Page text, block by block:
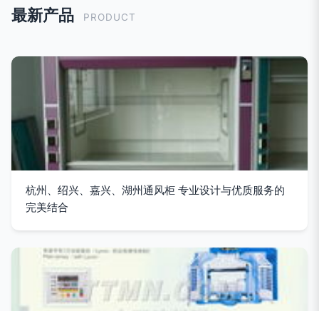
最新产品 PRODUCT
杭州、绍兴、嘉兴、湖州通风柜 专业设计与优质服务的
完美结合